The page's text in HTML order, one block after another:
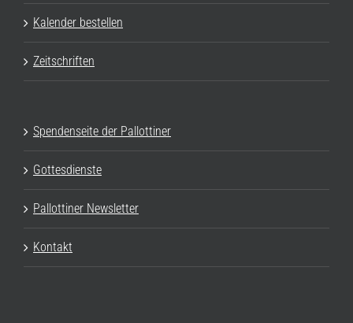
Kalender bestellen
Zeitschriften
Spendenseite der Pallottiner
Gottesdienste
Pallottiner Newsletter
Kontakt